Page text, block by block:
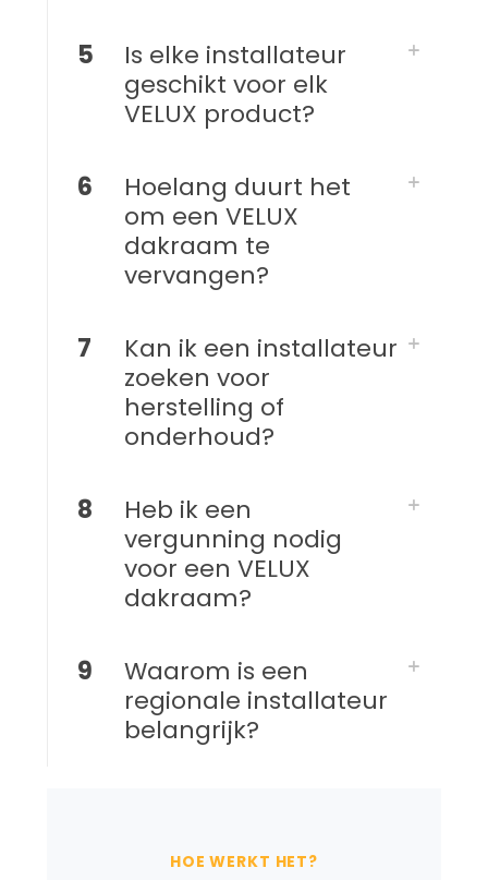
5
Is elke installateur
geschikt voor elk
VELUX product?
6
Hoelang duurt het
om een VELUX
dakraam te
vervangen?
7
Kan ik een installateur
zoeken voor
herstelling of
onderhoud?
8
Heb ik een
vergunning nodig
voor een VELUX
dakraam?
9
Waarom is een
regionale installateur
belangrijk?
HOE WERKT HET?